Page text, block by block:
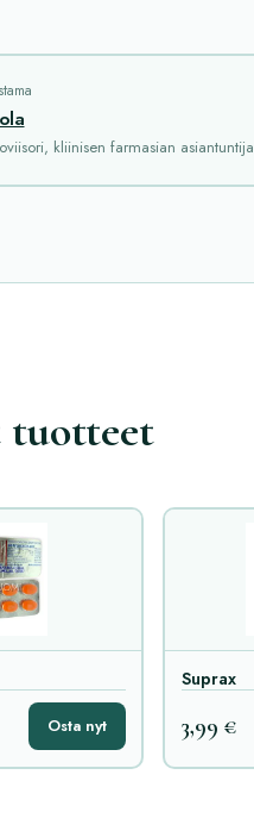
kliinisen farmasian asiantuntija
tuotteet
Osta nyt
Suprax
3,99 €